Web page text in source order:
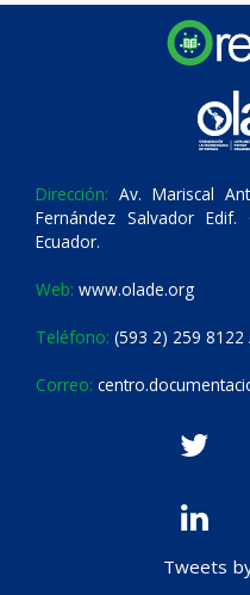
Dirección: Av. Mariscal
Fernández Salvador
Ecuador.
Web: www.olade.org
Teléfono: (593 2) 259 8122
Correo:
Tweets